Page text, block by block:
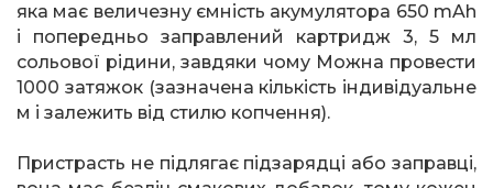
яка має величезну ємність акумулятора 650 mAh
і попередньо заправлений картридж 3, 5 мл
сольової рідини, завдяки чому Можна провести
1000 затяжок (зазначена кількість індивідуальне
м і залежить від стилю копчення).
Пристрасть не підлягає підзарядці або заправці,